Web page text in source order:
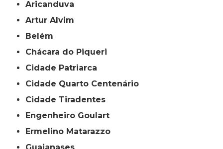
Aricanduva
Artur Alvim
Belém
Chácara do Piqueri
Cidade Patriarca
Cidade Quarto Centenário
Cidade Tiradentes
Engenheiro Goulart
Ermelino Matarazzo